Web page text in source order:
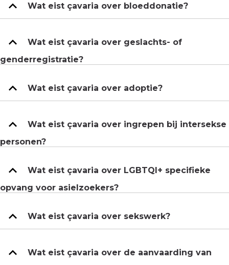
Wat eist çavaria over bloeddonatie?
Wat eist çavaria over geslachts- of
genderregistratie?
Wat eist çavaria over adoptie?
Wat eist çavaria over ingrepen bij intersekse
personen?
Wat eist çavaria over LGBTQI+ specifieke
opvang voor asielzoekers?
Wat eist çavaria over sekswerk?
Wat eist çavaria over de aanvaarding van